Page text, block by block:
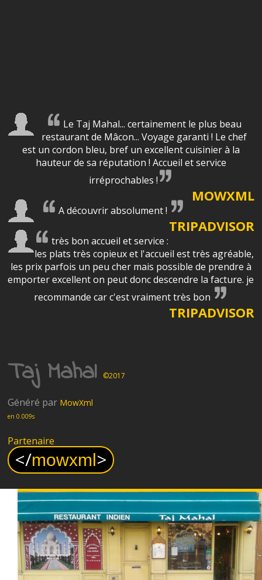
Le Taj Mahal... certainement le plus beau
restaurant de Mâcon... Voyage garanti ! Le chef
est un cordon bleu, bref un excellent cuisinier à la
hauteur de sa réputation ! Accueil et service
irréprochables !
MOWXML
A découvrir absolument !
TRIPADVISOR
très bon accueil et service :
les plats très copieux et l'accueil est très agréable,
les prix parfois un peu cher mais possible de prendre à
emporter excellent on peut donc descendre la facture. je
recommande car c'est vraiment très bon
TRIPADVISOR
Taj Mahal ©2017
Généré par MowXml
en 0.009s
Partenaire
</mowxml>